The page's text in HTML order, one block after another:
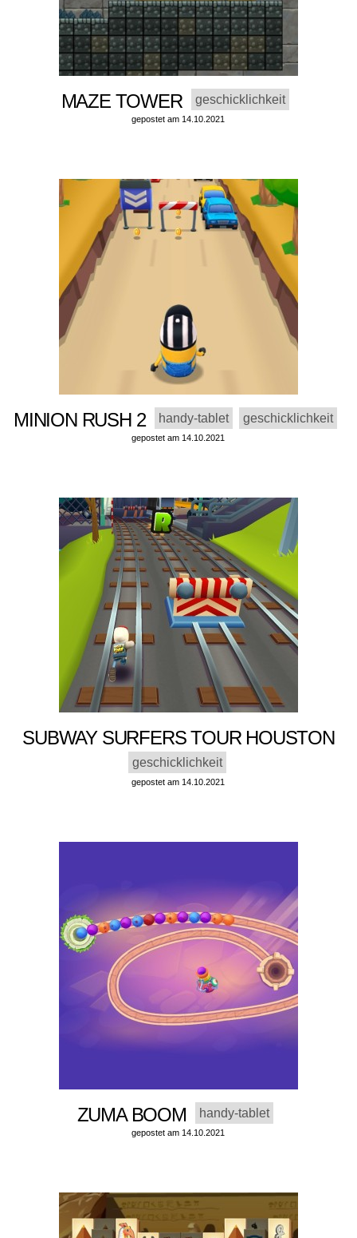
MAZE TOWER geschicklichkeit
gepostet am 14.10.2021
MINION RUSH 2 handy-tablet geschicklichkeit
gepostet am 14.10.2021
SUBWAY SURFERS TOUR HOUSTON
geschicklichkeit
gepostet am 14.10.2021
ZUMA BOOM handy-tablet
gepostet am 14.10.2021